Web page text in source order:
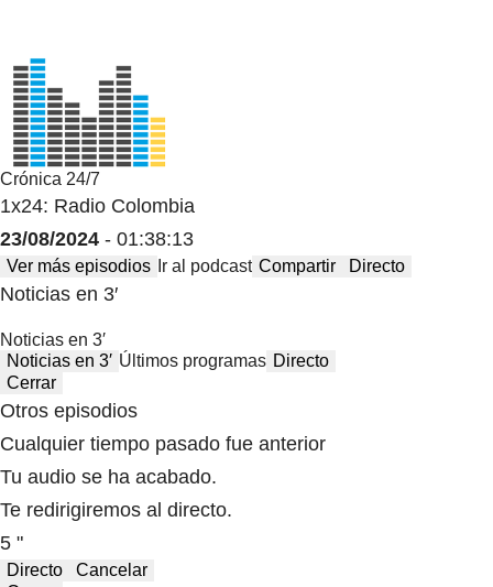
Crónica 24/7
1x24: Radio Colombia
23/08/2024 - 01:38:13
Ver más episodios Ir al podcast Compartir Directo
Noticias en 3′
Noticias en 3′
Noticias en 3′ Últimos programas Directo
Cerrar
Otros episodios
Cualquier tiempo pasado fue anterior
Tu audio se ha acabado.
Te redirigiremos al directo.
5 "
Directo
Cancelar